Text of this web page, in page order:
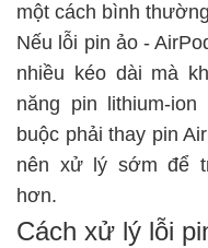
một cách bình
Nếu lỗi pin ảo -
nhiều kéo dài mà
năng pin lithium-
buộc phải thay pin
nên xử lý sớm để
hơn.
Cách xử lý lỗi